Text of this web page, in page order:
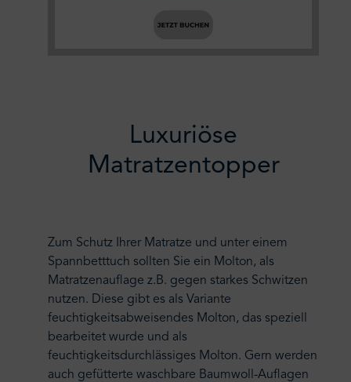
Luxuriöse
Matratzentopper
Zum Schutz Ihrer Matratze und unter einem
Spannbetttuch sollten Sie ein Molton, als
Matratzenauflage z.B. gegen starkes Schwitzen
nutzen. Diese gibt es als Variante
feuchtigkeitsabweisendes Molton, das speziell
bearbeitet wurde und als
feuchtigkeitsdurchlässiges Molton. Gern werden
auch gefütterte waschbare Baumwoll-Auflagen